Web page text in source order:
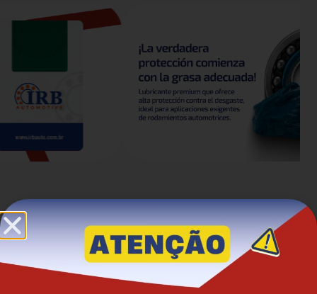
Todos nuestros productos
Líneas de productos para vehículos ligeros y pesados,